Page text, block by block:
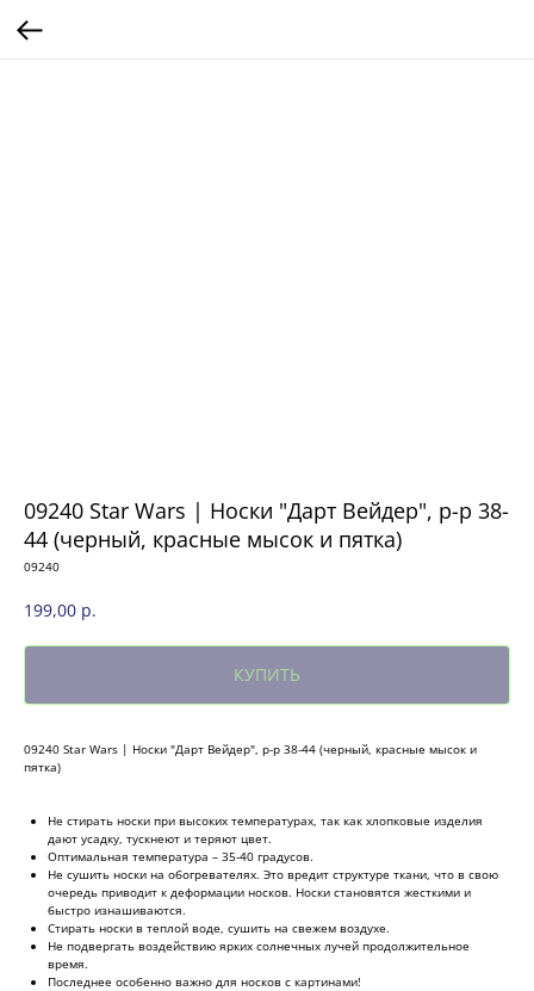
09240 Star Wars | Носки "Дарт Вейдер", р-р 38-
44 (черный, красные мысок и пятка)
09240
199,00 р.
КУПИТЬ
09240 Star Wars | Носки "Дарт Вейдер", р-р 38-44 (черный, красные мысок и
пятка)
Не стирать носки при высоких температурах, так как хлопковые изделия
дают усадку, тускнеют и теряют цвет.
Оптимальная температура – 35-40 градусов.
Не сушить носки на обогревателях. Это вредит структуре ткани, что в свою
очередь приводит к деформации носков. Носки становятся жесткими и
быстро изнашиваются.
Стирать носки в теплой воде, сушить на свежем воздухе.
Не подвергать воздействию ярких солнечных лучей продолжительное
время.
Последнее особенно важно для носков с картинами!